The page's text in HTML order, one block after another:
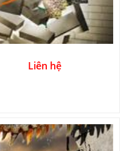
Liên hệ